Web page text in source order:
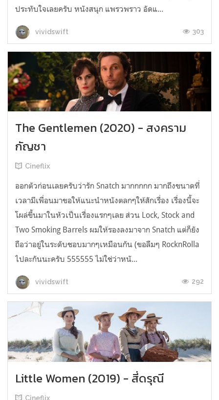
ประทับใจเลยครับ หนังสนุก แพรวพราว อัดแ...
vividswift 303
The Gentlemen (2020) - สงคราม
กัญชา
Cineflix
ออกตัวก่อนเลยครับว่ารัก Snatch มากกกกก มากถึงขนาดที่
เวลามีเพื่อนมาขอให้แนะนำหนังตลกๆให้สักเรื่อง เรื่องนี้จะ
โผล่ขึ้นมาในหัวเป็นเรื่องแรกๆเลย ส่วน Lock, Stock and
Two Smoking Barrels ผมให้รองลงมาจาก Snatch แต่ก็ยัง
ถือว่าอยู่ในระดับชอบมากๆเหมือนกัน (ขอลืมๆ RocknRolla
ไปละกันนะครับ 555555 ไม่ใช่ว่าหนั...
vividswift 292
Little Women (2019) - สี่ดรุณี
Cineflix